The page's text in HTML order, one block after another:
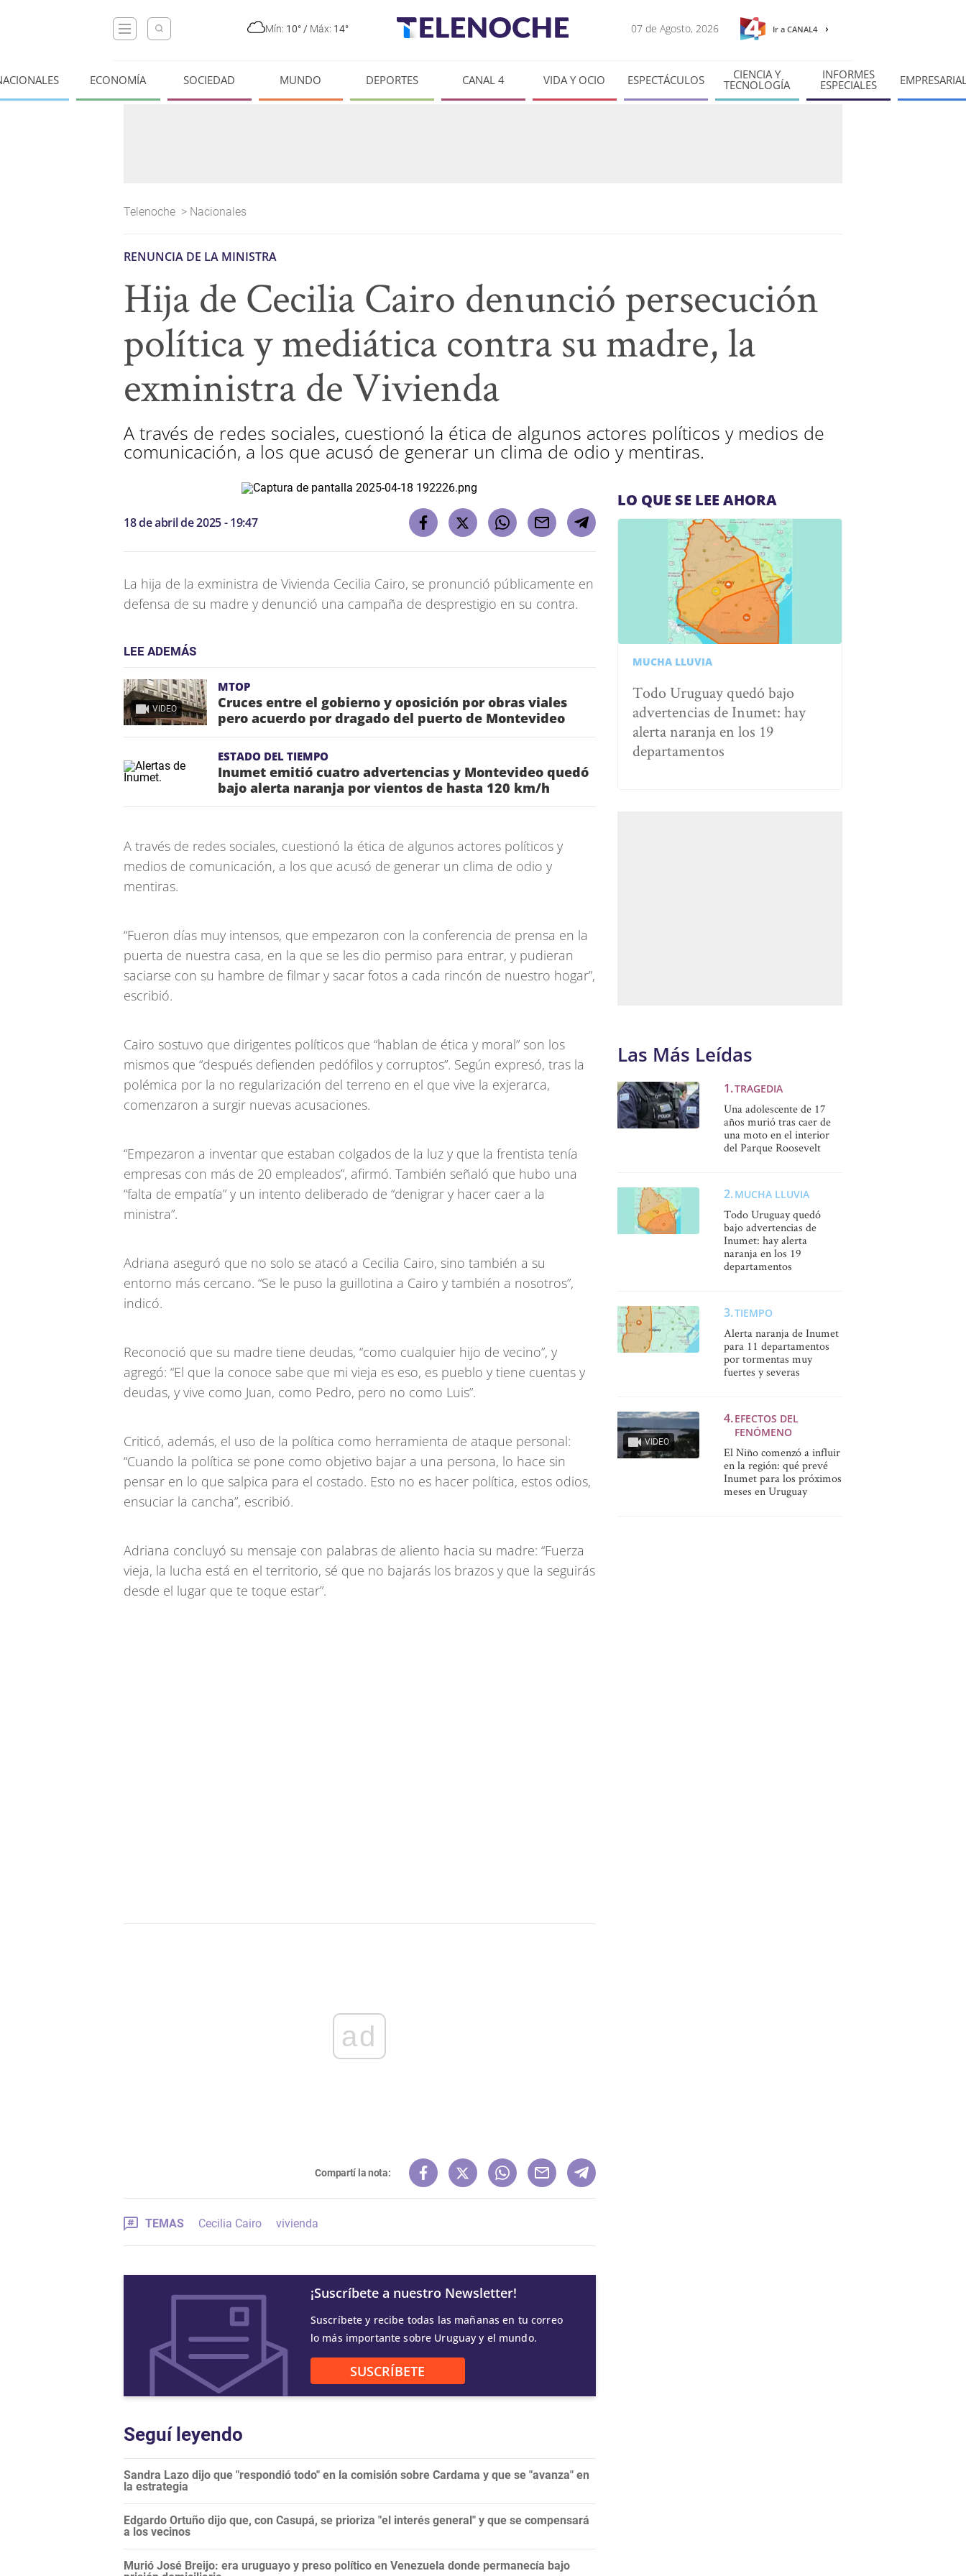
Mín: 10° / Máx: 14° 07 de Agosto, 2026 Ir a CANAL4
ECONOMÍA SOCIEDAD MUNDO DEPORTES CANAL 4 VIDA Y OCIO ESPECTÁCULOS CIENCIA Y
TECNOLOGÍA
INFORMES
ESPECIALES
Telenoche > Nacionales
RENUNCIA DE LA MINISTRA
Hija de Cecilia Cairo denunció persecución
política y mediática contra su madre, la
exministra de Vivienda
A través de redes sociales, cuestionó la ética de algunos actores políticos y medios de
comunicación, a los que acusó de generar un clima de odio y mentiras.
18 de abril de 2025 - 19:47
La hija de la exministra de Vivienda Cecilia Cairo, se pronunció públicamente en
defensa de su madre y denunció una campaña de desprestigio en su contra.
LEE ADEMÁS
VIDEO
MTOP
Cruces entre el gobierno y oposición por obras viales
pero acuerdo por dragado del puerto de Montevideo
ESTADO DEL TIEMPO
Inumet emitió cuatro advertencias y Montevideo quedó
bajo alerta naranja por vientos de hasta 120 km/h
A través de redes sociales, cuestionó la ética de algunos actores políticos y
medios de comunicación, a los que acusó de generar un clima de odio y
mentiras.
“Fueron días muy intensos, que empezaron con la conferencia de prensa en la
puerta de nuestra casa, en la que se les dio permiso para entrar, y pudieran
saciarse con su hambre de filmar y sacar fotos a cada rincón de nuestro hogar”,
escribió.
Cairo sostuvo que dirigentes políticos que “hablan de ética y moral” son los
mismos que “después defienden pedófilos y corruptos”. Según expresó, tras la
polémica por la no regularización del terreno en el que vive la exjerarca,
comenzaron a surgir nuevas acusaciones.
“Empezaron a inventar que estaban colgados de la luz y que la frentista tenía
empresas con más de 20 empleados”, afirmó. También señaló que hubo una
“falta de empatía” y un intento deliberado de “denigrar y hacer caer a la
ministra”.
Adriana aseguró que no solo se atacó a Cecilia Cairo, sino también a su
entorno más cercano. “Se le puso la guillotina a Cairo y también a nosotros”,
indicó.
Reconoció que su madre tiene deudas, “como cualquier hijo de vecino”, y
agregó: “El que la conoce sabe que mi vieja es eso, es pueblo y tiene cuentas y
deudas, y vive como Juan, como Pedro, pero no como Luis”.
Criticó, además, el uso de la política como herramienta de ataque personal:
“Cuando la política se pone como objetivo bajar a una persona, lo hace sin
pensar en lo que salpica para el costado. Esto no es hacer política, estos odios,
ensuciar la cancha”, escribió.
Adriana concluyó su mensaje con palabras de aliento hacia su madre: “Fuerza
vieja, la lucha está en el territorio, sé que no bajarás los brazos y que la seguirás
desde el lugar que te toque estar”.
ad
Compartí la nota:
TEMAS Cecilia Cairo vivienda
¡Suscríbete a nuestro Newsletter!
Suscríbete y recibe todas las mañanas en tu correo
lo más importante sobre Uruguay y el mundo.
SUSCRÍBETE
Seguí leyendo
Sandra Lazo dijo que "respondió todo" en la comisión sobre Cardama y que se "avanza" en
la estrategia
Edgardo Ortuño dijo que, con Casupá, se prioriza "el interés general" y que se compensará
a los vecinos
Murió José Breijo: era uruguayo y preso político en Venezuela donde permanecía bajo
LO QUE SE LEE AHORA
MUCHA LLUVIA
Todo Uruguay quedó bajo
advertencias de Inumet: hay
alerta naranja en los 19
departamentos
Las Más Leídas
TRAGEDIA
Una adolescente de 17
años murió tras caer de
una moto en el interior
del Parque Roosevelt
MUCHA LLUVIA
Todo Uruguay quedó
bajo advertencias de
Inumet: hay alerta
naranja en los 19
departamentos
TIEMPO
Alerta naranja de Inumet
para 11 departamentos
por tormentas muy
fuertes y severas
VIDEO
EFECTOS DEL
FENÓMENO
El Niño comenzó a influir
en la región: qué prevé
Inumet para los próximos
meses en Uruguay